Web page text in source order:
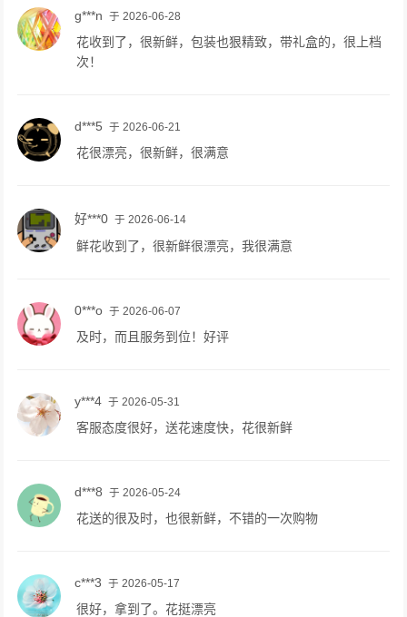
g***n 于 2026-06-28
花收到了，很新鲜，包装也狠精致，带礼盒的，很上档
次！
d***5 于 2026-06-21
花很漂亮，很新鲜，很满意
好***0 于 2026-06-14
鲜花收到了，很新鲜很漂亮，我很满意
0***o 于 2026-06-07
及时，而且服务到位！好评
y***4 于 2026-05-31
客服态度很好，送花速度快，花很新鲜
d***8 于 2026-05-24
花送的很及时，也很新鲜，不错的一次购物
c***3 于 2026-05-17
很好，拿到了。花挺漂亮